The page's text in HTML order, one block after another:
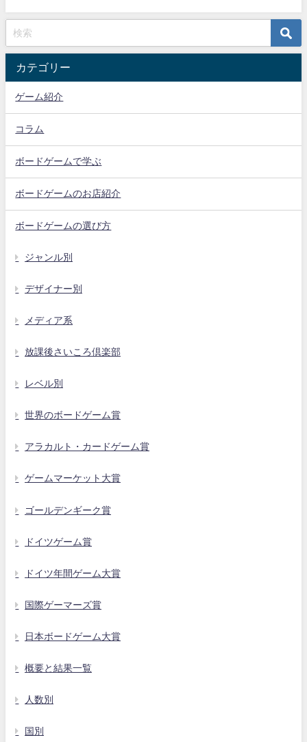
カテゴリー
ゲーム紹介
コラム
ボードゲームで学ぶ
ボードゲームのお店紹介
ボードゲームの選び方
ジャンル別
デザイナー別
メディア系
放課後さいころ倶楽部
レベル別
世界のボードゲーム賞
アラカルト・カードゲーム賞
ゲームマーケット大賞
ゴールデンギーク賞
ドイツゲーム賞
ドイツ年間ゲーム大賞
国際ゲーマーズ賞
日本ボードゲーム大賞
概要と結果一覧
人数別
国別